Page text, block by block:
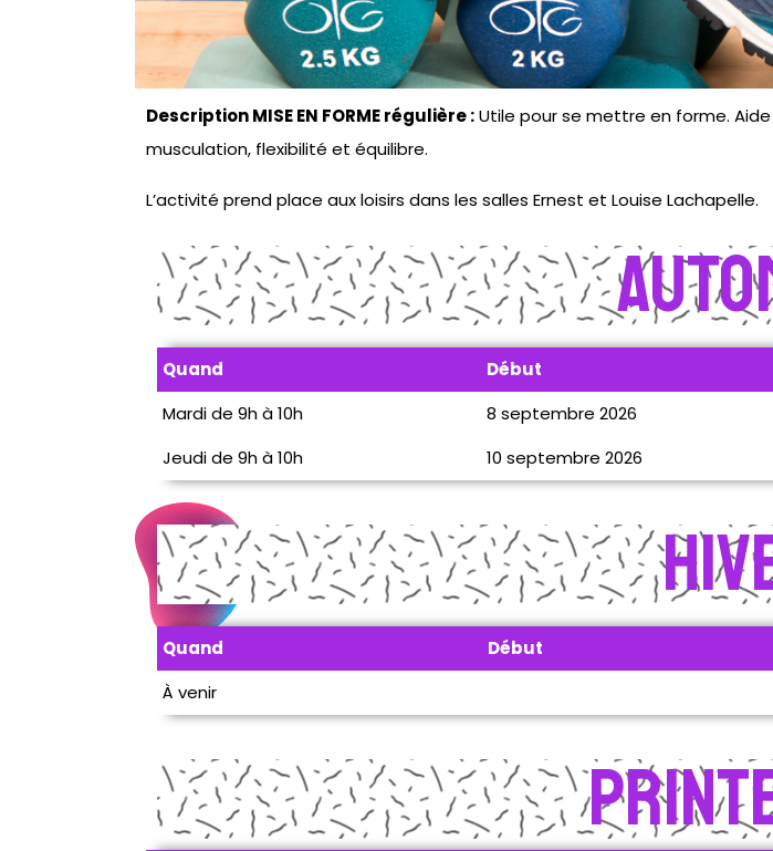
Description MISE EN FORME régulière :Utile pour se mettre en forme.
musculation, flexibilité et équilibre.
L’activité prend place aux loisirs dans les salles Ernest et Louise Lachapelle.
Quand Début
Mardi de 9h à 10h
8 septembre 2026
Jeudi de 9h à 10h
10 septembre 2026
Quand Début
À venir